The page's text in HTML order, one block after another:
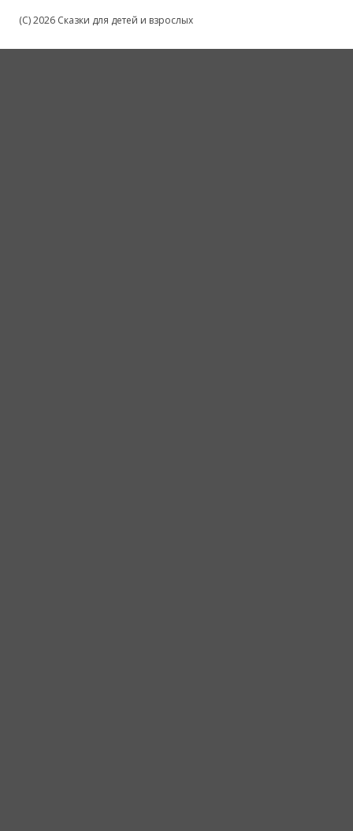
(C) 2026 Сказки для детей и взрослых